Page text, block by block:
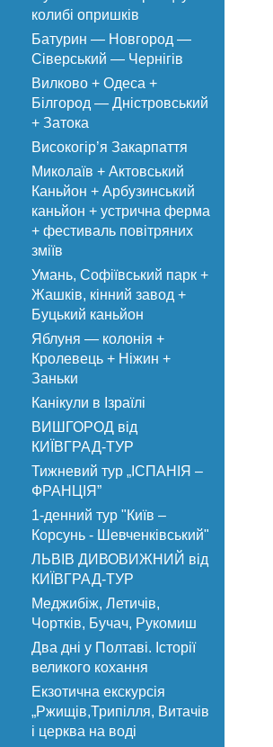
колибі опришків
Батурин — Новгород —
Сіверський — Чернігів
Вилково + Одеса +
Білгород — Дністровський
+ Затока
Високогір’я Закарпаття
Миколаїв + Актовський
Каньйон + Арбузинський
каньйон + устрична ферма
+ фестиваль повітряних
зміїв
Умань, Софіївський парк +
Жашків, кінний завод +
Буцький каньйон
Яблуня — колонія +
Кролевець + Ніжин +
Заньки
Канікули в Ізраїлі
ВИШГОРОД від
КИЇВГРАД-ТУР
Тижневий тур „ІСПАНІЯ –
ФРАНЦІЯ”
1-денний тур "Київ –
Корсунь - Шевченківський"
ЛЬВІВ ДИВОВИЖНИЙ від
КИЇВГРАД-ТУР
Меджибіж, Летичів,
Чортків, Бучач, Рукомиш
Два дні у Полтаві. Історії
великого кохання
Екзотична екскурсія
„Ржищів,Трипілля, Витачів
і церква на воді